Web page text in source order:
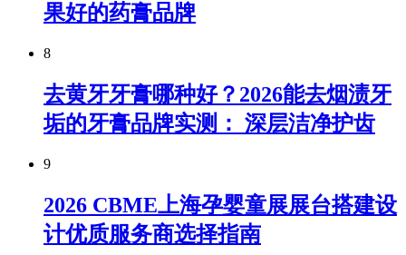
果好的药膏品牌
8
去黄牙牙膏哪种好？2026能去烟渍牙
垢的牙膏品牌实测： 深层洁净护齿
9
2026 CBME上海孕婴童展展台搭建设
计优质服务商选择指南